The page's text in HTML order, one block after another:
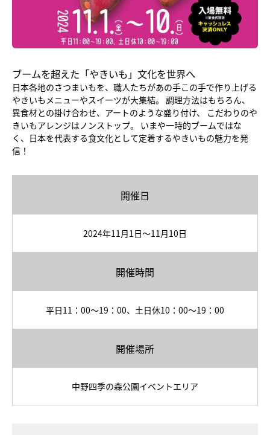
ブームを超えた「やきいも」文化を世界へ
日本各地のさつまいもを、職人たちがあの手この手で作り上げる
やきいもメニューやスイーツが大集結。 調理方法はもちろん、
異食材との掛け合わせ、アートのような盛り付け、 こだわりのや
きいもアレンジはノンストップ。 いまや一時的ブームではな
く、日本を代表する食文化として定着するやきいもの魅力を発
信！
開催日
2024年11月1日～11月10日
開催時間
平日11：00〜19：00、土日休10：00〜19：00
開催場所
中野四季の森公園イベントエリア